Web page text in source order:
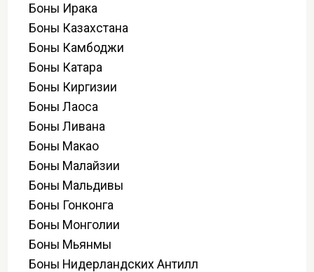
Боны Ирака
Боны Казахстана
Боны Камбоджи
Боны Катара
Боны Киргизии
Боны Лаоса
Боны Ливана
Боны Макао
Боны Малайзии
Боны Мальдивы
Боны Гонконга
Боны Монголии
Боны Мьянмы
Боны Нидерландских Антилл